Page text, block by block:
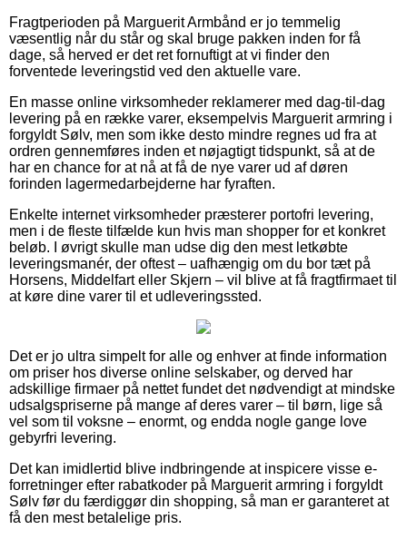
Fragtperioden på Marguerit Armbånd er jo temmelig
væsentlig når du står og skal bruge pakken inden for få
dage, så herved er det ret fornuftigt at vi finder den
forventede leveringstid ved den aktuelle vare.
En masse online virksomheder reklamerer med dag-til-dag
levering på en række varer, eksempelvis Marguerit armring i
forgyldt Sølv, men som ikke desto mindre regnes ud fra at
ordren gennemføres inden et nøjagtigt tidspunkt, så at de
har en chance for at nå at få de nye varer ud af døren
forinden lagermedarbejderne har fyraften.
Enkelte internet virksomheder præsterer portofri levering,
men i de fleste tilfælde kun hvis man shopper for et konkret
beløb. I øvrigt skulle man udse dig den mest letkøbte
leveringsmanér, der oftest – uafhængig om du bor tæt på
Horsens, Middelfart eller Skjern – vil blive at få fragtfirmaet til
at køre dine varer til et udleveringssted.
Det er jo ultra simpelt for alle og enhver at finde information
om priser hos diverse online selskaber, og derved har
adskillige firmaer på nettet fundet det nødvendigt at mindske
udsalgspriserne på mange af deres varer – til børn, lige så
vel som til voksne – enormt, og endda nogle gange love
gebyrfri levering.
Det kan imidlertid blive indbringende at inspicere visse e-
forretninger efter rabatkoder på Marguerit armring i forgyldt
Sølv før du færdiggør din shopping, så man er garanteret at
få den mest betalelige pris.